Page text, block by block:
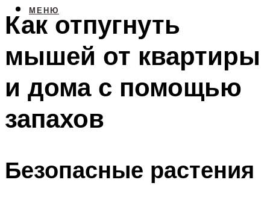
МЕНЮ
Как отпугнуть
мышей от квартиры
и дома с помощью
запахов
Безопасные растения